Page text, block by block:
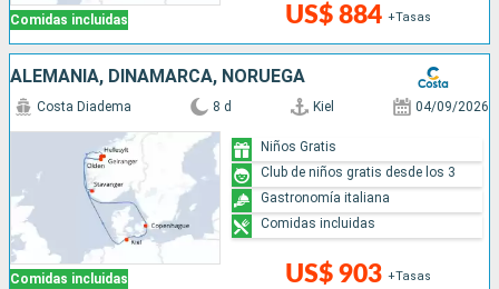
Comidas incluidas US$ 884 +Tasas
ALEMANIA, DINAMARCA, NORUEGA
Comidas incluidas
Costa Diadema 8 d Kiel 04/09/2026
US$ 903 +Tasas
Niños Gratis
Club de niños gratis desde los 3
Gastronomía italiana
Comidas incluidas